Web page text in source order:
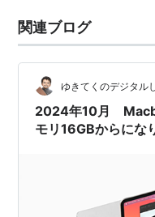
関連ブログ
ゆきてくのデジタル
2024年10月
モリ16GBからにな